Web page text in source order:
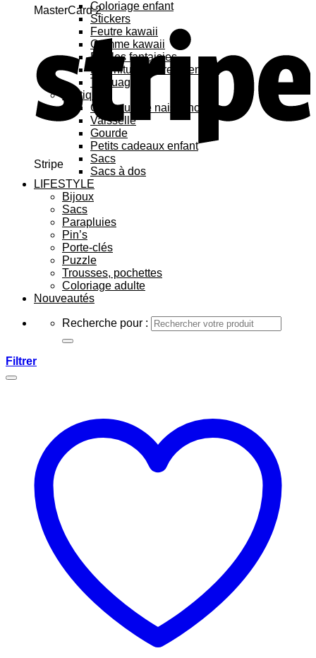
MasterCard 2
Stripe
Coloriage enfant
Stickers
Feutre kawaii
Gomme kawaii
Règles fantaisies
Fournitures bureau enfant
Tatouage
Pratique
Cadeaux de naissance
Vaisselle
Gourde
Petits cadeaux enfant
Sacs
Sacs à dos
LIFESTYLE
Bijoux
Sacs
Parapluies
Pin’s
Porte-clés
Puzzle
Trousses, pochettes
Coloriage adulte
Nouveautés
Recherche pour :
Filtrer